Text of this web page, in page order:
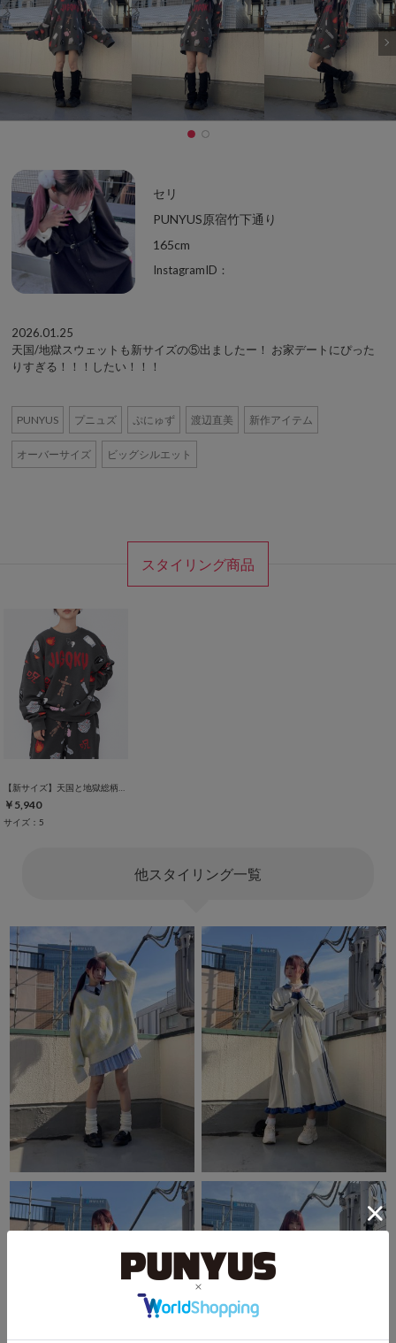
セリ
PUNYUS原宿竹下通り
165cm
InstagramID：
2026.01.25
天国/地獄スウェットも新サイズの⑤出ましたー！ お家デートにぴった
りすぎる！！！したい！！！
PUNYUS プニュズ ぷにゅず 渡辺直美 新作アイテム
オーバーサイズ ビッグシルエット
スタイリング商品
￥5,940
サイズ：5
他スタイリング一覧